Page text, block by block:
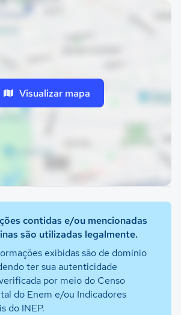
Visualizar mapa
contidas e/ou mencionadas
são utilizadas legalmente.
exibidas são de domínio
ter sua autenticidade
por meio do Censo
do Enem e/ou Indicadores
do INEP.